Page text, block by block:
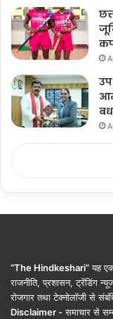
उप
“The Hindkeshari”यह
राजनीति, प्रशासन, ट्रेंडिंग
रोजगार तथा टेक्नोलॉजी से
Disclaimer - समाचार से